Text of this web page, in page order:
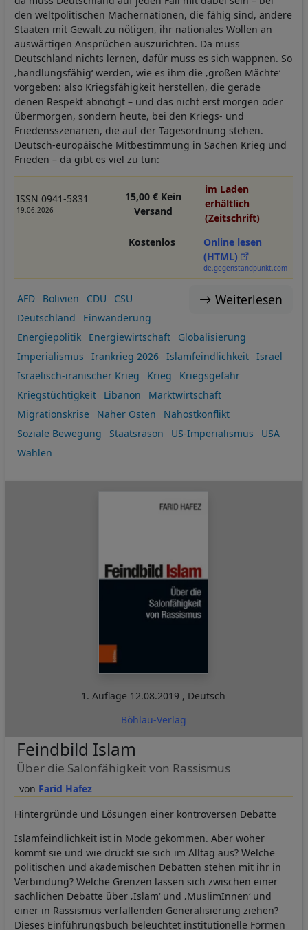
den weltpolitischen Machernationen, die fähig sind, andere
Staaten mit Gewalt zu nötigen, ihr nationales Wollen an
auswärtigen Ansprüchen auszurichten. Da muss
Deutschland nichts lernen, dafür muss es sich wappnen. So
‚handlungsfähig‘ werden, wie es ihm die ‚großen Mächte‘
vorgeben: also Kriegsfähigkeit herstellen, die gerade
denen Respekt abnötigt – und das nicht erst morgen oder
übermorgen, sondern heute, bei den Kriegs- und
Friedensszenarien, die auf der Tagesordnung stehen.
Deutsch-europäische Mitbestimmung in Sachen Krieg und
Frieden – da gibt es viel zu tun:
ISSN 0941-5831
19.06.2026
15,00 € Kein
Versand
im Laden
erhältlich
(Zeitschrift)
Kostenlos
Online lesen
(HTML)
de.gegenstandpunkt.com
Weiterlesen
AFD Bolivien CDU
CSU
Deutschland
Einwanderung
Energiepolitik
Energiewirtschaft
Globalisierung
Imperialismus
Irankrieg 2026 Islamfeindlichkeit
Israel
Israelisch-iranischer Krieg
Krieg
Kriegsgefahr
Kriegstüchtigkeit
Libanon
Marktwirtschaft
Migrationskrise
Naher Osten
Nahostkonflikt
Soziale Bewegung
Staatsräson US-Imperialismus
USA
Wahlen
1. Auflage 12.08.2019 , Deutsch
Böhlau-Verlag
Farid Hafez
Feindbild Islam
Über die Salonfähigkeit von Rassismus
Hintergründe und Lösungen einer kontroversen Debatte
Islamfeindlichkeit ist in Mode gekommen. Aber woher
kommt sie und wie drückt sie sich im Alltag aus? Welche
politischen und akademischen Debatten stehen mit ihr in
Verbindung? Welche Grenzen lassen sich zwischen einer
sachlichen Debatte über ‚Islam‘ und ‚MuslimInnen‘ und
einer in Rassismus verfallenden Generalisierung ziehen?
Dieses Einführungsbuch beleuchtet institutionelle Formen